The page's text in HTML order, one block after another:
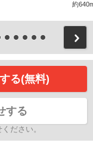
約
る(無料)
する
ださい。